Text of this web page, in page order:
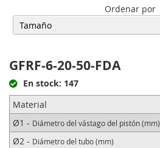
Ordenar por
GFRF-6-20-50-FDA
En stock: 147
Material
Ø1 - Diámetro del vástago del pistón (mm)
Ø2 - Diámetro del tubo (mm)